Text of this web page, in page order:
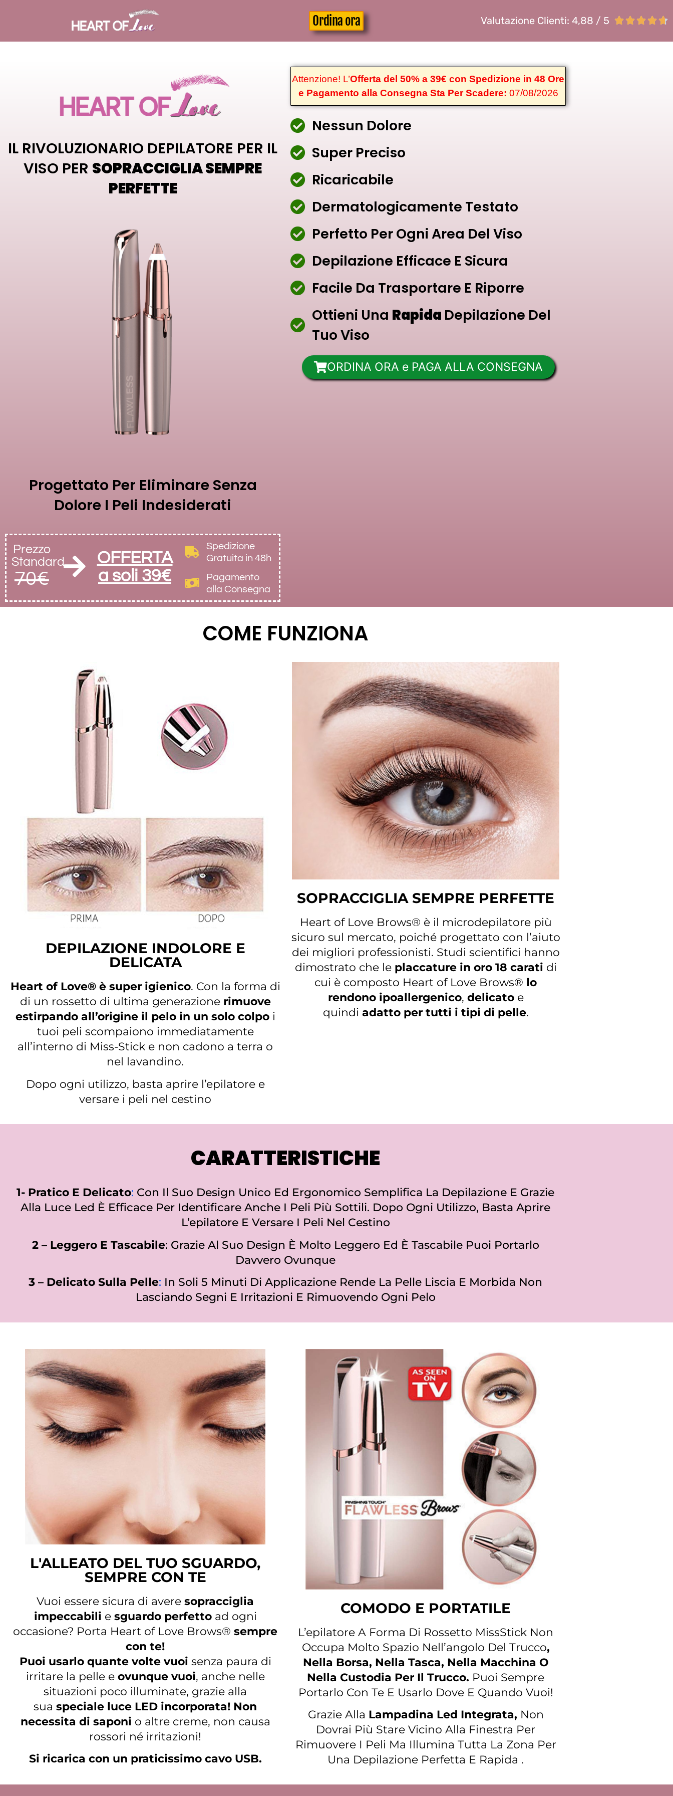
Ordina ora Valutazione Clienti: 4,88 / 5     
IL RIVOLUZIONARIO DEPILATORE PER IL
VISO PER SOPRACCIGLIA SEMPRE
PERFETTE
Progettato Per Eliminare Senza
Dolore I Peli Indesiderati
Prezzo
Standard
70€
OFFERTA
a soli 39€
Spedizione
Gratuita in 48h
Pagamento
alla Consegna
Attenzione! L’Offerta del 50% a 39€ con Spedizione in 48 Ore
e Pagamento alla Consegna Sta Per Scadere: 07/08/2026
Nessun Dolore
Super Preciso
Ricaricabile
Dermatologicamente Testato
Perfetto Per Ogni Area Del Viso
Depilazione Efficace E Sicura
Facile Da Trasportare E Riporre
Ottieni Una Rapida Depilazione Del
Tuo Viso
ORDINA ORA e PAGA ALLA CONSEGNA
COME FUNZIONA
DEPILAZIONE INDOLORE E
DELICATA
Heart of Love® è super igienico. Con la forma di
di un rossetto di ultima generazione rimuove
estirpando all’origine il pelo in un solo colpoi
tuoi peli scompaiono immediatamente
all’interno di Miss-Stick e non cadono a terra o
nel lavandino.
Dopo ogni utilizzo, basta aprire l’epilatore e
versare i peli nel cestino
SOPRACCIGLIA SEMPRE PERFETTE
Heart of Love Brows® è il microdepilatore più
sicuro sul mercato, poiché progettato con l’aiuto
dei migliori professionisti. Studi scientifici hanno
dimostrato che le placcature in oro 18 carati di
cui è composto Heart of Love Brows® lo
rendono ipoallergenico, delicatoe
quindi adatto per tutti i tipi di pelle.
CARATTERISTICHE
1- Pratico E Delicato: Con Il Suo Design Unico Ed Ergonomico Semplifica La Depilazione E Grazie
Alla Luce Led È Efficace Per Identificare Anche I Peli Più Sottili. Dopo Ogni Utilizzo, Basta Aprire
L’epilatore E Versare I Peli Nel Cestino
2 – Leggero E Tascabile: Grazie Al Suo Design È Molto Leggero Ed È Tascabile Puoi Portarlo
Davvero Ovunque
3 – Delicato Sulla Pelle: In Soli 5 Minuti Di Applicazione Rende La Pelle Liscia E Morbida Non
Lasciando Segni E Irritazioni E Rimuovendo Ogni Pelo
L'ALLEATO DEL TUO SGUARDO,
SEMPRE CON TE
Vuoi essere sicura di avere sopracciglia
impeccabili e sguardo perfettoad ogni
occasione? Porta Heart of Love Brows® sempre
con te!
Puoi usarlo quante volte vuoi senza paura di
irritare la pelle e ovunque vuoi, anche nelle
situazioni poco illuminate, grazie alla
sua speciale luce LED incorporata! Non
necessita di saponi o altre creme, non causa
rossori né irritazioni!
Si ricarica con un praticissimo cavo USB.
COMODO E PORTATILE
L’epilatore A Forma Di Rossetto MissStick Non
Occupa Molto Spazio Nell’angolo Del Trucco,
Nella Borsa, Nella Tasca, Nella Macchina O
Nella Custodia Per Il Trucco. Puoi Sempre
Portarlo Con Te E Usarlo Dove E Quando Vuoi!
Grazie Alla Lampadina Led Integrata, Non
Dovrai Più Stare Vicino Alla Finestra Per
Rimuovere I Peli Ma Illumina Tutta La Zona Per
Una Depilazione Perfetta E Rapida .